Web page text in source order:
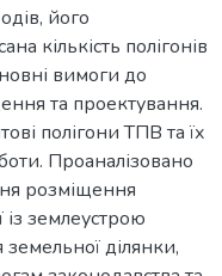
його
кількість полігонів
вимоги до
та проектування.
полігони ТПВ та їх
Проаналізовано
розміщення
із землеустрою
ділянки,